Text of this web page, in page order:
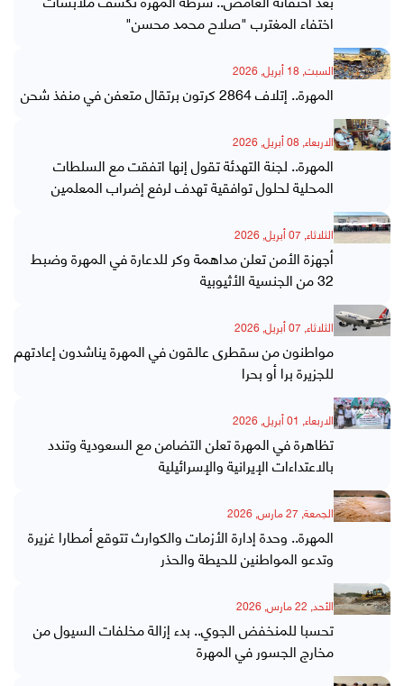
اختفاء المغترب "صلاح محمد محسن"
السبت, 18 أبريل, 2026
المهرة.. إتلاف 2864 كرتون برتقال متعفن في منفذ شحن
الاربعاء, 08 أبريل, 2026
المهرة.. لجنة التهدئة تقول إنها اتفقت مع السلطات
المحلية لحلول توافقية تهدف لرفع إضراب المعلمين
الثلاثاء, 07 أبريل, 2026
أجهزة الأمن تعلن مداهمة وكر للدعارة في المهرة وضبط
32 من الجنسية الأثيوبية
الثلاثاء, 07 أبريل, 2026
مواطنون من سقطرى عالقون في المهرة يناشدون إعادتهم
للجزيرة برا أو بحرا
الاربعاء, 01 أبريل, 2026
تظاهرة في المهرة تعلن التضامن مع السعودية وتندد
بالاعتداءات الإيرانية والإسرائيلية
الجمعة, 27 مارس, 2026
المهرة.. وحدة إدارة الأزمات والكوارث تتوقع أمطارا غزيرة
وتدعو المواطنين للحيطة والحذر
الأحد, 22 مارس, 2026
تحسبا للمنخفض الجوي.. بدء إزالة مخلفات السيول من
مخارج الجسور في المهرة